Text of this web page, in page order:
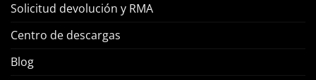
Solicitud devolución y RMA
Centro de descargas
Blog